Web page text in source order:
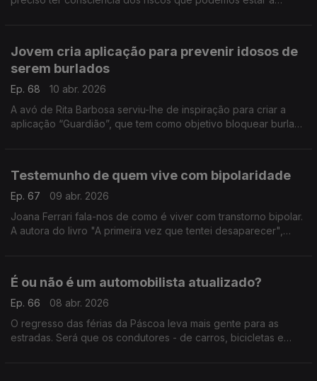
Jovem cria aplicação para prevenir idosos de
serem burlados
Ep. 68
10 abr. 2026
A avó de Rita Barbosa serviu-lhe de inspiração para criar a
aplicação “Guardião”, que tem como objetivo bloquear burlas.
Testemunho de quem vive com bipolaridade
Ep. 67
09 abr. 2026
Joana Ferrari fala-nos de como é viver com transtorno bipolar.
A autora do livro "A primeira vez que tentei desaparecer",
É ou não é um automobilista atualizado?
Ep. 66
08 abr. 2026
O regresso das férias da Páscoa leva mais gente para as
estradas. Será que os condutores - de carros, bicicletas e